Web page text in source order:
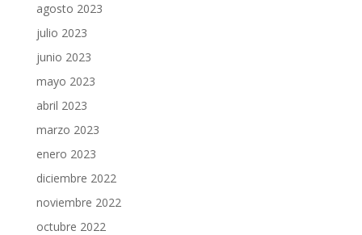
agosto 2023
julio 2023
junio 2023
mayo 2023
abril 2023
marzo 2023
enero 2023
diciembre 2022
noviembre 2022
octubre 2022